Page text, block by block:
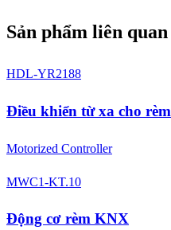
Sản phẩm liên quan
HDL-YR2188
Điều khiển từ xa cho rèm
Motorized Controller
MWC1-KT.10
Động cơ rèm KNX